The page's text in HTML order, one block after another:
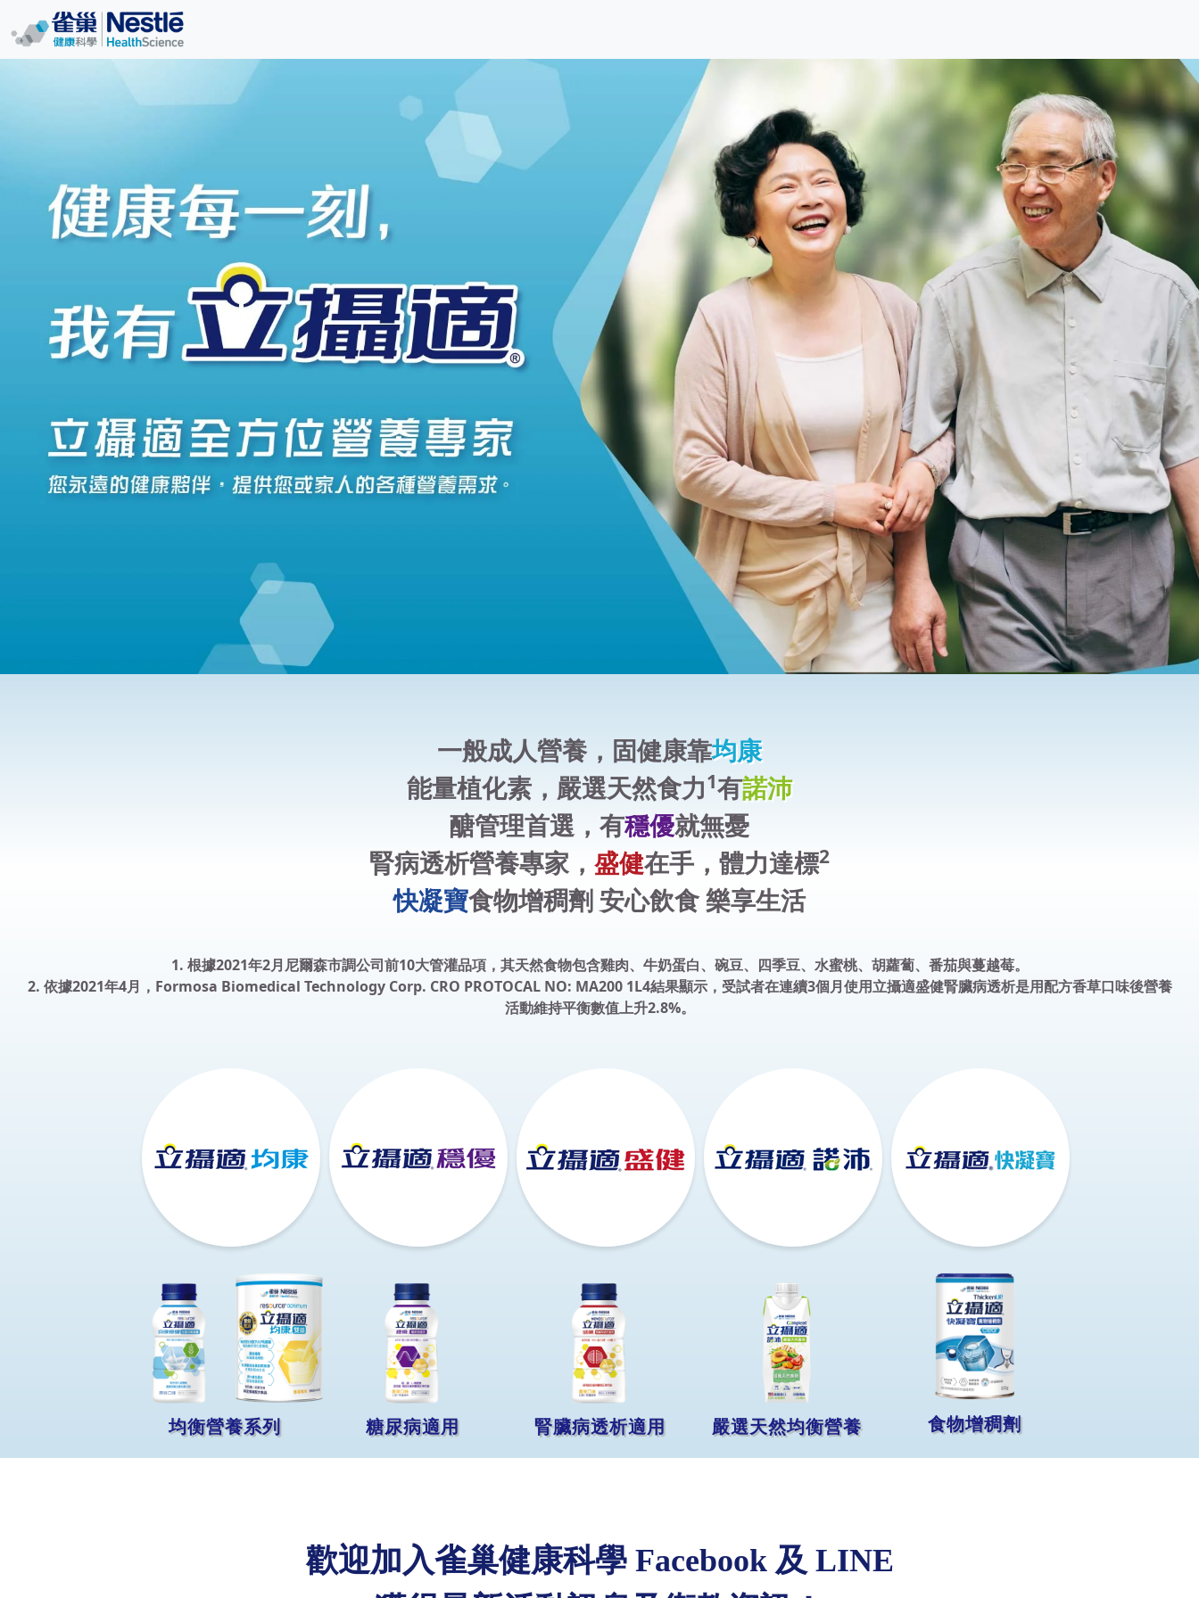
一般成人營養，固健康靠均康
能量植化素，嚴選天然食力1有諾沛
醣管理首選，有穩優就無憂
腎病透析營養專家， 盛健在手，體力達標2
快凝寶食物增稠劑 安心飲食 樂享生活
1. 根據2021年2月尼爾森市調公司前10大管灌品項，其天然食物包含雞肉、牛奶蛋白、碗豆、四季豆、水蜜桃、胡蘿蔔、番茄與蔓越莓。
2. 依據2021年4月，Formosa Biomedical Technology Corp. CRO PROTOCAL NO: MA200 1L4結果顯示，受試者在連續3個月使用立攝適盛健腎臟病透析是用配方香草口味後營養
活動維持平衡數值上升2.8%。
均衡營養系列 糖尿病適用 腎臟病透析適用 嚴選天然均衡營養 食物增稠劑
歡迎加入雀巢健康科學 Facebook 及 LINE